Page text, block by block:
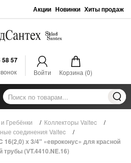
Акции Новинки Хиты продаж
58 57
Войти Корзина (0)
Гребёнки / Коллекторы Valtec
/
соединения Valtec
/
16(2,0) х 3/4" «евроконус» для красной
трубы (VT.4410.NE.16)